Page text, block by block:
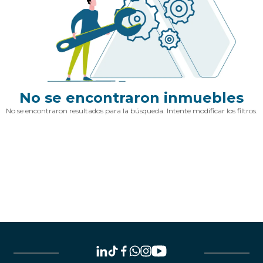
No se encontraron inmuebles
No se encontraron resultados para la búsqueda. Intente modificar los filtros.